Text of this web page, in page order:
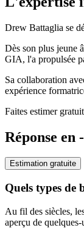
Drew Battaglia se
Dès son plus jeune
GIA, l'a propulsée
Sa collaboration
expérience
Faites estimer
Réponse en
Estimation gratuite
Quels types de
Au fil des siècles,
aperçu de quelques-